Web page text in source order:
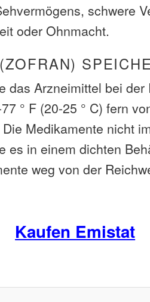
schwere
oder Ohnmacht.
das Arzneimittel bei
° F (20-25 ° C) fern
Medikamente nicht
es in einem dichten
weg von der
Kaufen Emistat